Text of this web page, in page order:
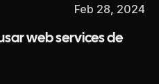
Feb 28, 2024
web services de